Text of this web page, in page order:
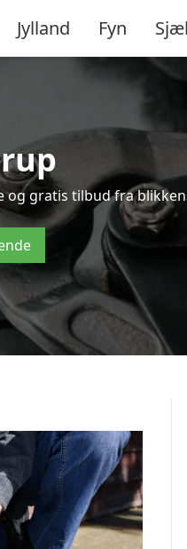
Jylland Fyn
gratis tilbud fra